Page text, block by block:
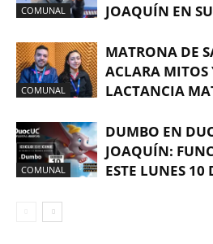
COMUNAL
JOAQUÍN EN
COMUNAL
MATRONA DE
ACLARA MITOS
LACTANCIA
COMUNAL
DUMBO EN
JOAQUÍN:
ESTE LUNES 10